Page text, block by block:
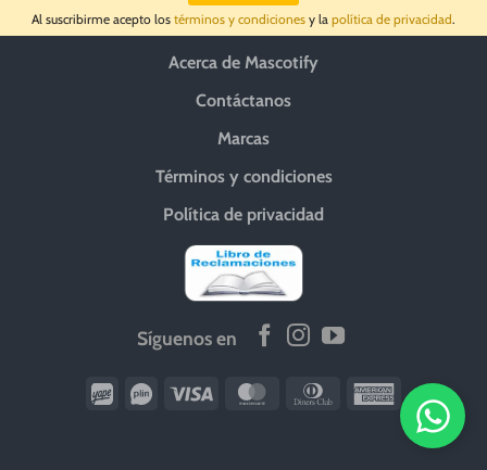
Al suscribirme acepto los términos y condiciones y la política de privacidad.
Acerca de Mascotify
Contáctanos
Marcas
Términos y condiciones
Política de privacidad
Síguenos en
Wirecard
Vipps Visa MasterCardDinners
American
Express